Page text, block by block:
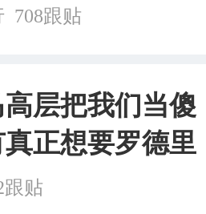
708跟贴
层把我们当傻
正想要罗德里
跟贴